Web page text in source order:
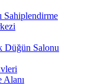
Sahiplendirme
Düğün Salonu
Alanı